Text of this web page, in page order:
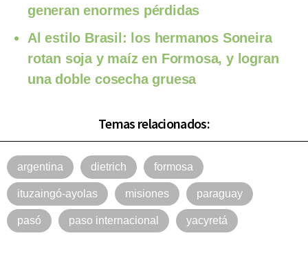
generan enormes pérdidas
Al estilo Brasil: los hermanos Soneira
rotan soja y maíz en Formosa, y logran
una doble cosecha gruesa
Temas relacionados:
argentina dietrich formosa
ituzaingó-ayolas misiones paraguay
pasó paso internacional yacyretá